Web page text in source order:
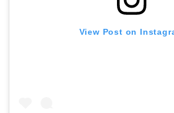
View Post on